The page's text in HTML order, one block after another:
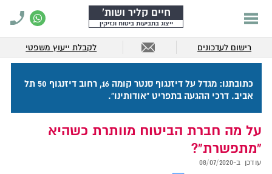
חיים קליר ושות'
ייצוג בתביעות ביטוח ונזיקין
רישום לעדכונים לקבלת ייעוץ משפטי
כתובתנו: מגדל על דיזנגוף סנטר קומה 16, רחוב דיזנגוף 50 תל
אביב. דרכי ההגעה בתפריט "אודותינו".
על מה חברת הביטוח מוותרת כשהיא
"מתפשרת"?
עודכן ב-08/07/2020